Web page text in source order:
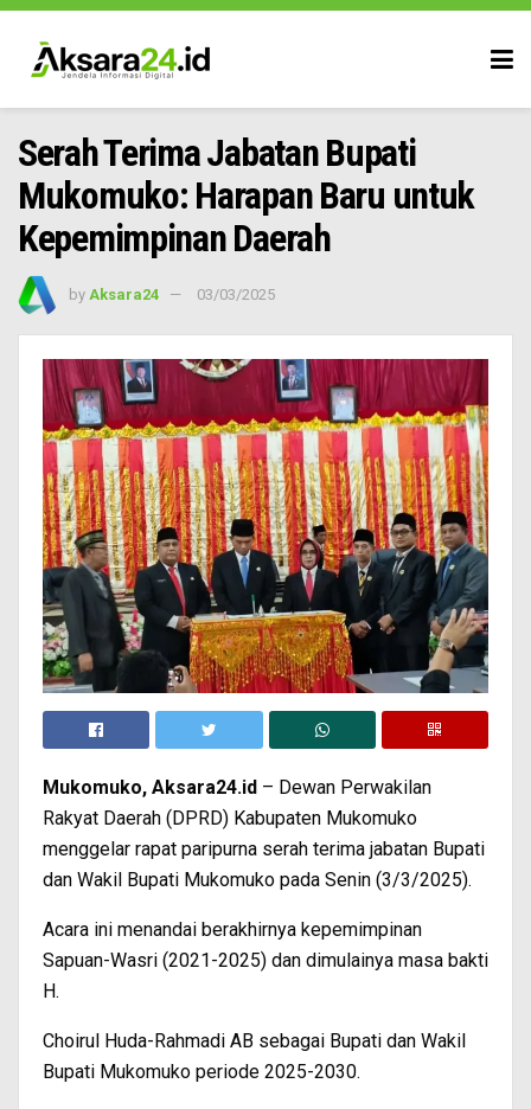
Serah Terima Jabatan Bupati
Mukomuko: Harapan Baru untuk
Kepemimpinan Daerah
by Aksara24 03/03/2025
Mukomuko, Aksara24.id – Dewan Perwakilan
Rakyat Daerah (DPRD) Kabupaten Mukomuko
menggelar rapat paripurna serah terima jabatan Bupati
dan Wakil Bupati Mukomuko pada Senin (3/3/2025).
Acara ini menandai berakhirnya kepemimpinan
Sapuan-Wasri (2021-2025) dan dimulainya masa bakti
H.
Choirul Huda-Rahmadi AB sebagai Bupati dan Wakil
Bupati Mukomuko periode 2025-2030.